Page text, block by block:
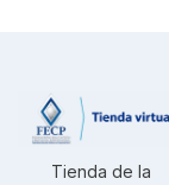
Tienda de la